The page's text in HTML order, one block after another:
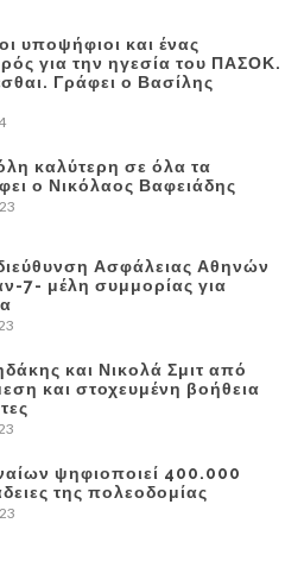
υποψήφιοι και ένας
για την ηγεσία του ΠΑΣΟΚ.
Γράφει ο Βασίλης
καλύτερη σε όλα τα
ο Νικόλαος Βαφειάδης
Ασφάλειας Αθηνών
7- μέλη συμμορίας για
και Νικολά Σμιτ από
και στοχευμένη βοήθεια
ψηφιοποιεί 400.000
της πολεοδομίας